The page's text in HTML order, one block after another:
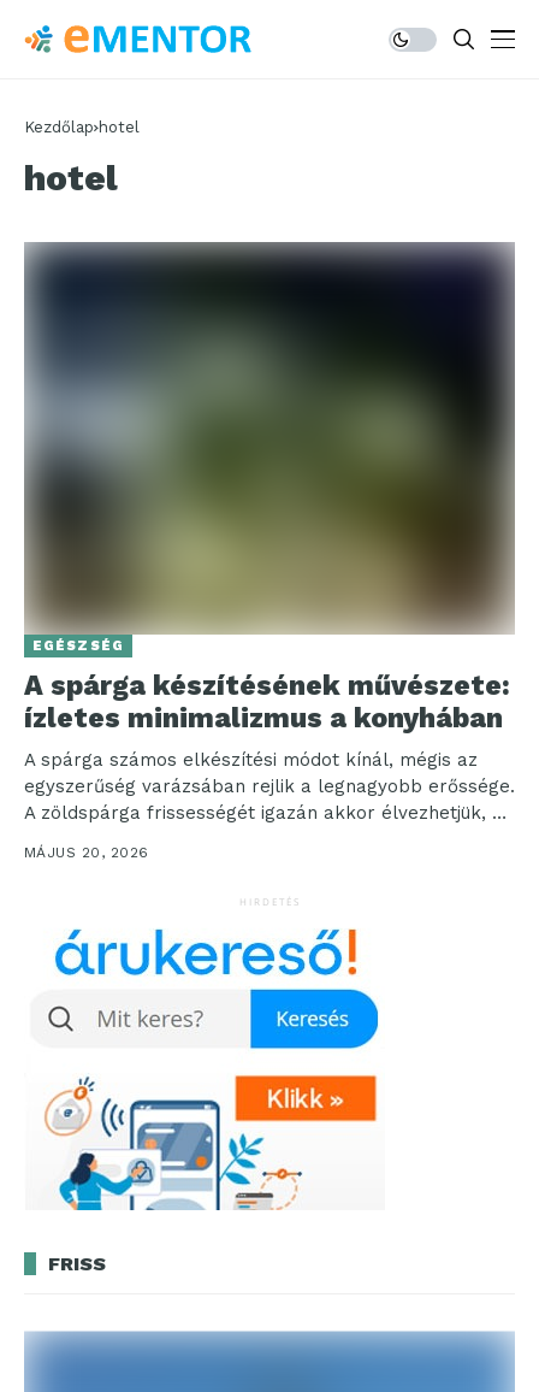
Kezdőlap hotel
hotel
EGÉSZSÉG
A spárga készítésének művészete:
ízletes minimalizmus a konyhában
A spárga számos elkészítési módot kínál, mégis az
egyszerűség varázsában rejlik a legnagyobb erőssége.
A zöldspárga frissességét igazán akkor élvezhetjük, ha
hagyjuk, hogy...
MÁJUS 20, 2026
HIRDETÉS
FRISS